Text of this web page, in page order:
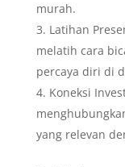
murah.
Latihan
melatih cara
percaya diri di
Koneksi
yang relevan